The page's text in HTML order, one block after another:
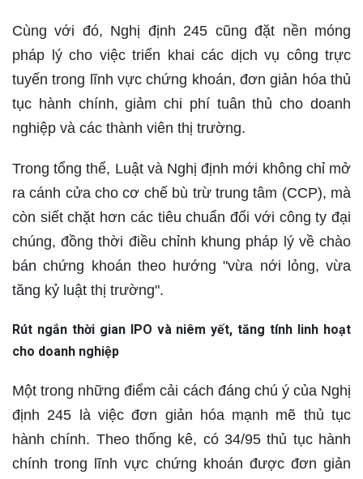
Cùng với đó, Nghị định 245 cũng đặt nền móng
pháp lý cho việc triển khai các dịch vụ công trực
tuyến trong lĩnh vực chứng khoán, đơn giản hóa thủ
tục hành chính, giảm chi phí tuân thủ cho doanh
nghiệp và các thành viên thị trường.
Trong tổng thể, Luật và Nghị định mới không chỉ mở
ra cánh cửa cho cơ chế bù trừ trung tâm (CCP), mà
còn siết chặt hơn các tiêu chuẩn đối với công ty đại
chúng, đồng thời điều chỉnh khung pháp lý về chào
bán chứng khoán theo hướng "vừa nới lỏng, vừa
tăng kỷ luật thị trường".
Rút ngắn thời gian IPO và niêm yết, tăng tính linh hoạt
cho doanh nghiệp
Một trong những điểm cải cách đáng chú ý của Nghị
định 245 là việc đơn giản hóa mạnh mẽ thủ tục
hành chính. Theo thống kê, có 34/95 thủ tục hành
chính trong lĩnh vực chứng khoán được đơn giản